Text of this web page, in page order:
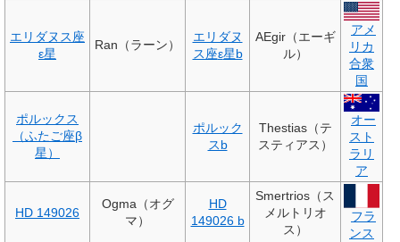
エリダヌス座
ε星
Ran（ラーン）
エリダヌ
ス座ε星b
AEgir（エーギ
ル）
アメ
リカ
合衆
国
ポルックス
（ふたご座β
星）
ポルック
スb
Thestias（テ
スティアス）
オー
スト
ラリ
ア
HD 149026
Ogma（オグ
マ）
HD
149026 b
Smertrios（ス
メルトリオ
ス）
フラ
ンス